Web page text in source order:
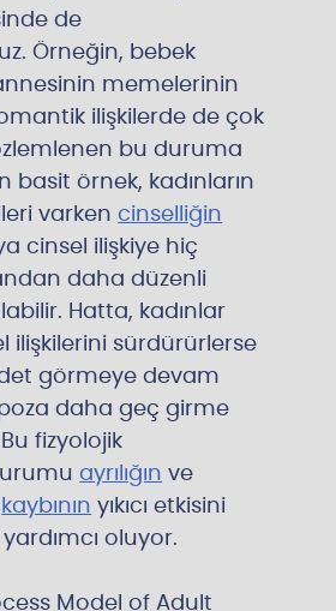
de
Örneğin, bebek
memelerinin
ilişkilerde de çok
bu duruma
basit örnek, kadınların
varkencinselliğin
cinsel ilişkiye hiç
daha düzenli
Hatta, kadınlar
ilişkilerini sürdürürlerse
görmeye devam
daha geç girme
Bu fizyolojik
ayrılığın ve
kaybının yıkıcı etkisini
oluyor.
Model of Adult